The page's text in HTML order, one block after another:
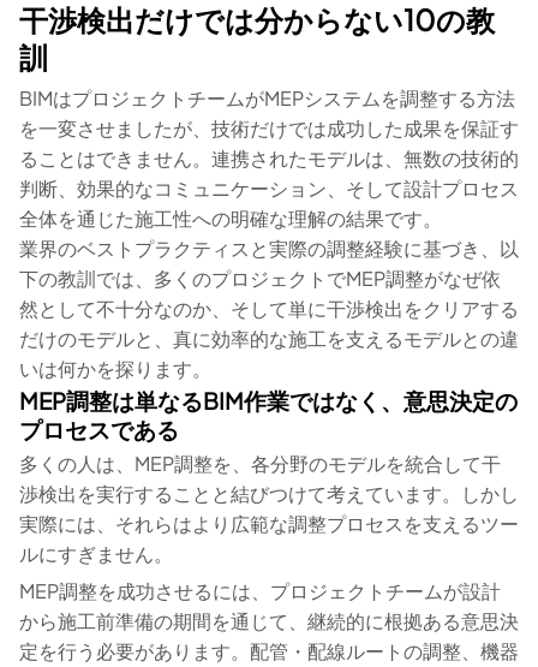
干渉検出だけでは分からない10の教
訓
BIMはプロジェクトチームがMEPシステムを調整する方法
を一変させましたが、技術だけでは成功した成果を保証す
ることはできません。連携されたモデルは、無数の技術的
判断、効果的なコミュニケーション、そして設計プロセス
全体を通じた施工性への明確な理解の結果です。
業界のベストプラクティスと実際の調整経験に基づき、以
下の教訓では、多くのプロジェクトでMEP調整がなぜ依
然として不十分なのか、そして単に干渉検出をクリアする
だけのモデルと、真に効率的な施工を支えるモデルとの違
いは何かを探ります。
MEP調整は単なるBIM作業ではなく、意思決定の
プロセスである
多くの人は、MEP調整を、各分野のモデルを統合して干
渉検出を実行することと結びつけて考えています。しかし
実際には、それらはより広範な調整プロセスを支えるツー
ルにすぎません。
MEP調整を成功させるには、プロジェクトチームが設計
から施工前準備の期間を通じて、継続的に根拠ある意思決
定を行う必要があります。配管・配線ルートの調整、機器